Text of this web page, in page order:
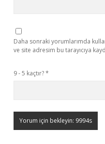
Daha sonraki yorumlarımda
ve site adresim bu tarayıcıya
9 - 5 kaçtır?*